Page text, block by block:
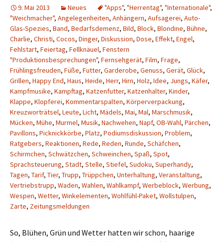
9. Mai 2013 Neues "Apps", "Herrentag", "Internationale",
"Weichmacher", Angelegenheiten, Anhängern, Aufsagerei, Auto-
Glas-Spezies, Band, Bedarfsdemenz, Bild, Block, Blondine, Bühne,
Charlie, Christi, Cocos, Dinger, Diskussion, Dose, Effekt, Engel,
Fehlstart, Feiertag, Fellknäuel, Fenstern
"Produktionsbesprechungen", Fernsehgerät, Film, Frage,
Frühlingsfreuden, Füße, Futter, Garderobe, Genuss, Gerät, Glück,
Grillen, Happy End, Haus, Heide, Herr, Hirn, Holz, Idee, Jungs, Käfer,
Kampfmusike, Kampftag, Katzenfutter, Katzenhalter, Kinder,
Klappe, Klopferei, Kommentarspalten, Körperverpackung,
Kreuzworträtsel, Leute, Licht, Mädels, Mai, Mal, Marschmusik,
Mücken, Mühe, Murmel, Musik, Nachwehen, Napf, OB-Wahl, Pärchen,
Pavillons, Picknickkörbe, Platz, Podiumsdiskussion, Problem,
Ratgebers, Reaktionen, Rede, Reden, Runde, Schäfchen,
Schirmchen, Schwätzchen, Schweinchen, Spaß, Spot,
Sprachsteuerung, Stadt, Stelle, Stiefel, Sudoku, Superhandy,
Tagen, Tarif, Tier, Trupp, Trüppchen, Unterhaltung, Veranstaltung,
Vertriebstrupp, Waden, Wahlen, Wahlkampf, Werbeblock, Werbung,
Wespen, Wetter, Winkelementen, Wohlfühl-Paket, Wollstulpen,
Zarte, Zeitungsmeldungen
So, Blühen, Grün und Wetter hatten wir schon, haarige